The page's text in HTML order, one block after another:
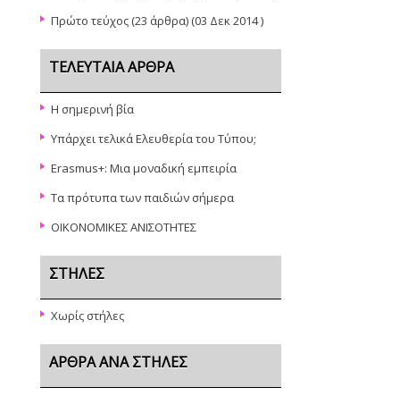
Πρώτο τεύχος (23 άρθρα) (03 Δεκ 2014 )
ΤΕΛΕΥΤΑΊΑ ΆΡΘΡΑ
Η σημερινή βία
Υπάρχει τελικά Ελευθερία του Τύπου;
Erasmus+: Μια μοναδική εμπειρία
Τα πρότυπα των παιδιών σήμερα
ΟΙΚΟΝΟΜΙΚΕΣ ΑΝΙΣΟΤΗΤΕΣ
ΣΤΉΛΕΣ
Χωρίς στήλες
ΆΡΘΡΑ ΑΝΆ ΣΤΉΛΕΣ